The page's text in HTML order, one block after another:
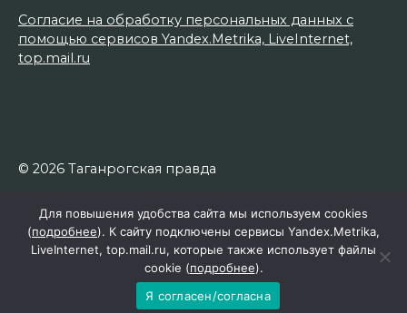
Согласие на обработку персональных данных с
помощью сервисов Yandex.Metrika, LiveInternet,
top.mail.ru
© 2026 Таганрогская правда
Для повышения удобства сайта мы используем cookies
(подробнее). К сайту подключены сервисы Yandex.Metrika,
LiveInternet, top.mail.ru, которые также использует файлы
cookie (подробнее).
Я согласен/согласна